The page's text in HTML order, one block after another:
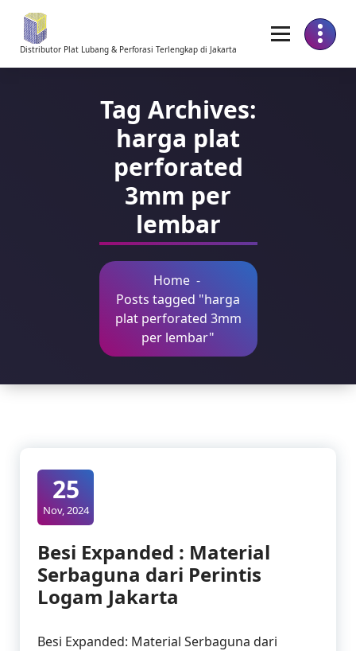
Content
Distributor Plat Lubang & Perforasi Terlengkap di Jakarta
Tag Archives:
harga plat
perforated
3mm per
lembar
Home-
Posts tagged "harga
plat perforated 3mm
per lembar"
25
Nov, 2024
Besi Expanded : Material
Serbaguna dari Perintis
Logam Jakarta
Besi Expanded: Material Serbaguna dari